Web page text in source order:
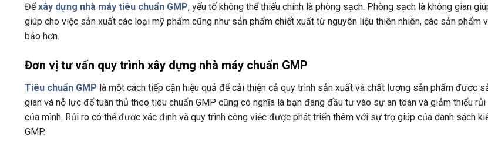
Đểxây dựng nhà máy tiêu chuẩn GMP, yếu tố không thể thiếu chính là phòng sạch. Phòng sạch là không gian
giúp cho việc sản xuất các loại mỹ phẩm cũng như sản phẩm chiết xuất từ nguyên liệu thiên nhiên, các sản phẩm
bảo hơn.
Đơn vị tư vấn quy trình xây dựng nhà máy chuẩn GMP
Tiêu chuẩn GMP là một cách tiếp cận hiệu quả để cải thiện cả quy trình sản xuất và chất lượng sản phẩm được
gian và nỗ lực để tuân thủ theo tiêu chuẩn GMP cũng có nghĩa là bạn đang đầu tư vào sự an toàn và giảm thiểu rủi
của mình. Rủi ro có thể được xác định và quy trình công việc được phát triển thêm với sự trợ giúp của danh sách
GMP.